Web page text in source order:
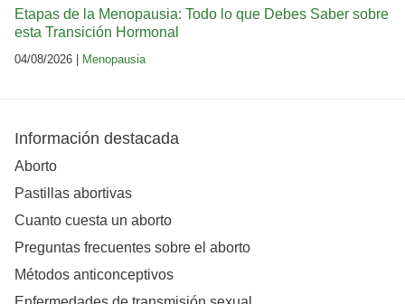
Etapas de la Menopausia: Todo lo que Debes Saber sobre
esta Transición Hormonal
04/08/2026 | Menopausia
Información destacada
Aborto
Pastillas abortivas
Cuanto cuesta un aborto
Preguntas frecuentes sobre el aborto
Métodos anticonceptivos